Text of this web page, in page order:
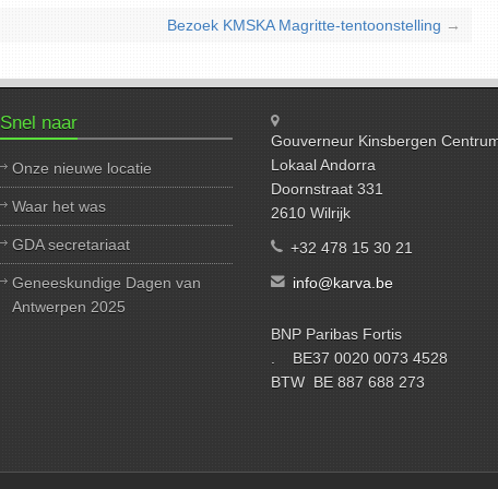
Bezoek KMSKA Magritte-tentoonstelling →
Snel naar
Onze nieuwe locatie
Waar het was
GDA secretariaat
Geneeskundige Dagen van
Antwerpen 2025
Gouverneur Kinsbergen
Lokaal Andorra
Doornstraat 331
2610 Wilrijk
+32 478 15 30 21
info@karva.be
BNP Paribas Fortis
. BE37 0020 0073 4528
BTW BE 887 688 273